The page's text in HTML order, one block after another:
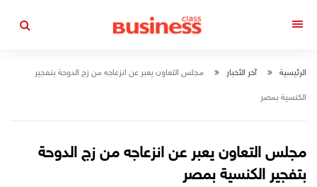
الرئيسية آخر الأخبار مجلس التعاون يعبر عن انزعاجه من زج الدوحة بتفجير
الكنسية بمصر
مجلس التعاون يعبر عن انزعاجه من زج الدوحة
بتفجير الكنسية بمصر